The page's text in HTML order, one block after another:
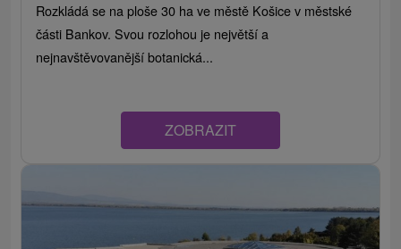
Rozkládá se na ploše 30 ha ve městě Košice v městské
části Bankov. Svou rozlohou je největší a
nejnavštěvovanější botanická...
ZOBRAZIT